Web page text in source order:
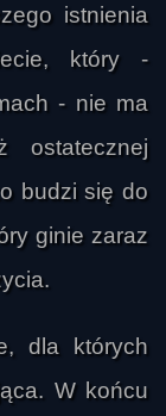
istnienia
który -
- nie ma
ostatecznej
budzi się do
ginie zaraz
dla których
W końcu